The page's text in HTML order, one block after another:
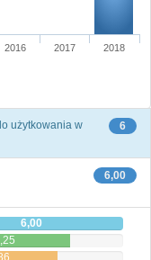
2016 2017 2018
6
użytkowania w
6,00
6,00